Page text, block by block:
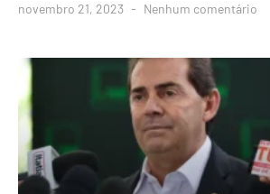
novembro 21, 2023 Nenhum comentário